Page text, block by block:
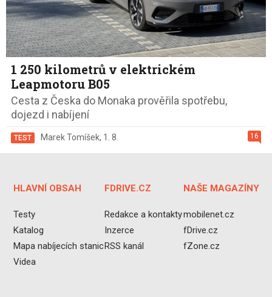
1 250 kilometrů v elektrickém
Leapmotoru B05
Cesta z Česka do Monaka prověřila spotřebu,
dojezd i nabíjení
16
TEST Marek Tomíšek, 1. 8.
HLAVNÍ OBSAH
Testy
Katalog
Mapa nabíjecích stanic
Videa
FDRIVE.CZ
Redakce a kontakty
Inzerce
RSS kanál
NAŠE MAGAZÍNY
mobilenet.cz
fDrive.cz
fZone.cz